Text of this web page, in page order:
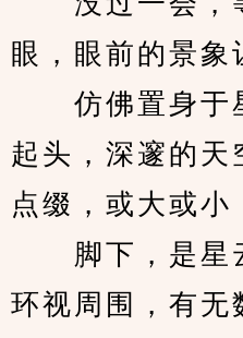
眼，眼前的景象
仿佛置身于
起头，深邃的天
点缀，或大或小
脚下，是星云
环视周围，有无